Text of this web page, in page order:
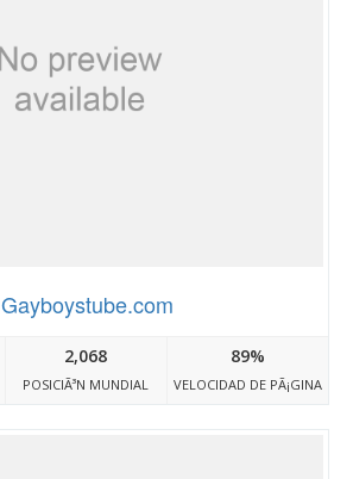
Gayboystube.com
2,068
POSICIÃ³N MUNDIAL
89%
VELOCIDAD DE PÃ¡GINA